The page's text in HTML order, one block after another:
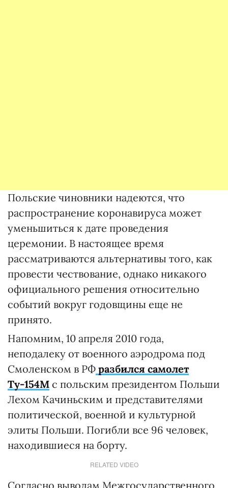
Польские чиновники надеются, что
распространение коронавируса может
уменьшиться к дате проведения
церемонии. В настоящее время
рассматриваются альтернативы того, как
провести чествование, однако никакого
официального решения относительно
событий вокруг годовщины еще не
принято.
Напомним, 10 апреля 2010 года,
неподалеку от военного аэродрома под
Смоленском в РФ разбился самолет
Ту-154М с польским президентом Польши
Лехом Качиньским и представителями
политической, военной и культурной
элиты Польши. Погибли все 96 человек,
находившиеся на борту.
RELATED VIDEO
Согласно выводам Межгосударственного